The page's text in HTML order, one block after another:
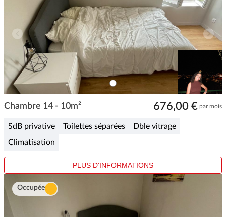
ITEM
1
Chambre 14 - 10m² 676,00 € par mois
SdB privative Toilettes séparées
Dble vitrage
Climatisation
PLUS D'INFORMATIONS
Occupée